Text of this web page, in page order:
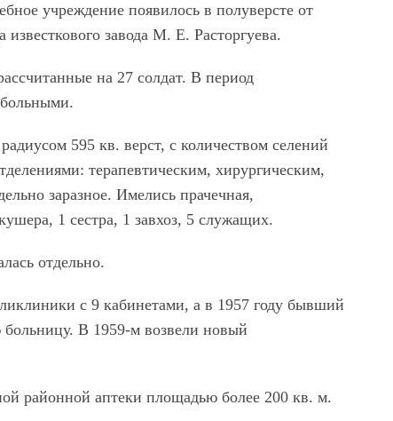
учреждение появилось в полуверсте от
завода М. Е. Расторгуева.
на 27 солдат. В период
595 кв. верст, с количеством селений
терапевтическим, хирургическим,
заразное. Имелись прачечная,
1 сестра, 1 завхоз, 5 служащих.
отдельно.
с 9 кабинетами, а в 1957 году бывший
В 1959-м возвели новый
районной аптеки площадью более 200 кв. м.